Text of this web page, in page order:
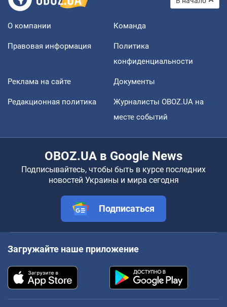
О компании Команда
Правовая информация
Политика
конфиденциальности
Реклама на сайте Документы
Редакционная политика
Журналисты OBOZ.UA на
месте событий
OBOZ.UA в Google News
Подписывайтесь, чтобы быть в курсе последних
новостей Украины и мира сегодня
Подписаться
Загружайте наше приложение